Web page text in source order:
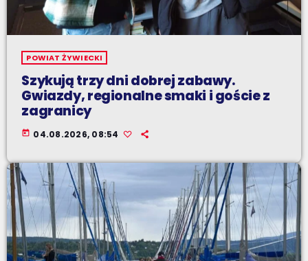
POWIAT ŻYWIECKI
Szykują trzy dni dobrej zabawy.
Gwiazdy, regionalne smaki i goście z
zagranicy
today 04.08.2026, 08:54